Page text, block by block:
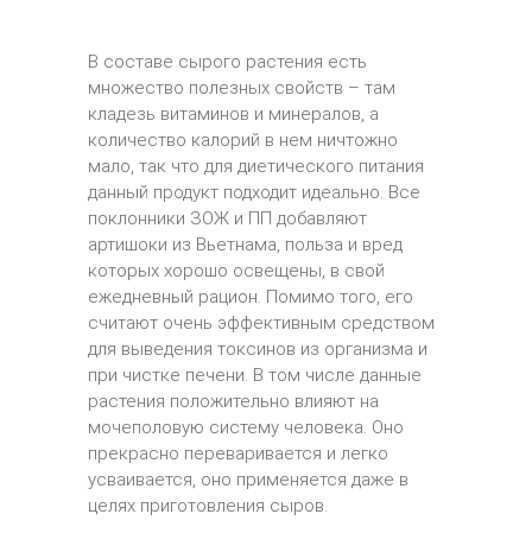
В составе сырого растения есть
множество полезных свойств – там
кладезь витаминов и минералов, а
количество калорий в нем ничтожно
мало, так что для диетического питания
данный продукт подходит идеально. Все
поклонники ЗОЖ и ПП добавляют
артишоки из Вьетнама, польза и вред
которых хорошо освещены, в свой
ежедневный рацион. Помимо того, его
считают очень эффективным средством
для выведения токсинов из организма и
при чистке печени. В том числе данные
растения положительно влияют на
мочеполовую систему человека. Оно
прекрасно переваривается и легко
усваивается, оно применяется даже в
целях приготовления сыров.